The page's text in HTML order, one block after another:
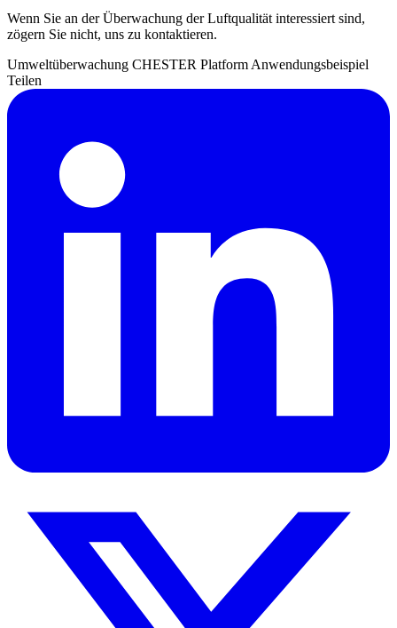
Wenn Sie an der Überwachung der Luftqualität interessiert sind,
zögern Sie nicht, uns zu kontaktieren.
Umweltüberwachung CHESTER Platform Anwendungsbeispiel
Teilen